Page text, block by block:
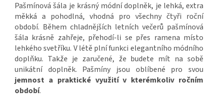
Pašmínová šála je krásný módní doplněk, je lehká, extra
měkká a pohodlná, vhodná pro všechny čtyři roční
období. Během chladnějších letních večerů pašmínová
šála krásně zahřeje, přehodí-li se přes ramena místo
lehkého svetříku. V létě plní funkci elegantního módního
doplňku. Takže je zaručené, že budete mít na sobě
unikátní doplněk. Pašmíny jsou oblíbené pro svou
jemnost a praktické využití v kterémkoliv ročním
období.